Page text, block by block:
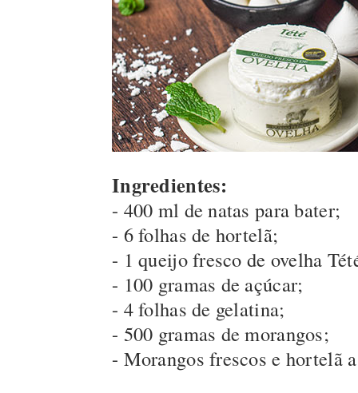
Ingredientes:
- 400 ml de natas para bater;
- 6 folhas de hortelã;
- 1 queijo fresco de ovelha
- 100 gramas de açúcar;
- 4 folhas de gelatina;
- 500 gramas de morangos;
- Morangos frescos e hortelã